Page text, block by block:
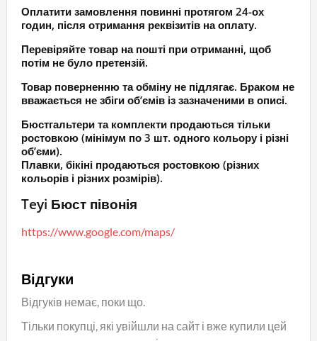
Оплатити замовлення повинні протягом 24-ох
годин, після отримання реквізитів на оплату.
Перевіряйте товар на пошті при отриманні, щоб
потім не було претензій.
Товар поверненню та обміну не підлягає. Браком не
вважається не збіги об’ємів із зазначеними в описі.
Бюстгальтери та комплекти продаються тільки
ростовкою (мінімум по 3 шт. одного кольору і різні
об’єми).
Плавки, бікіні продаються ростовкою (різних
кольорів і різних розмірів).
Teyi Бюст півонія
https://www.google.com/maps/
Відгуки
Відгуків немає, поки що.
Тільки покупці, які увійшли на сайт і вже купили цей